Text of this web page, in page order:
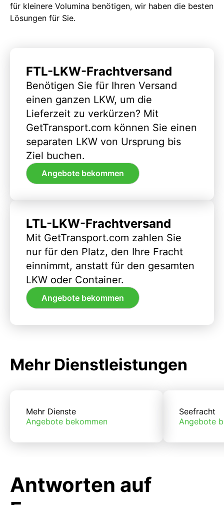
für kleinere Volumina benötigen, wir haben die besten
Lösungen für Sie.
FTL-LKW-Frachtversand
Benötigen Sie für Ihren Versand
einen ganzen LKW, um die
Lieferzeit zu verkürzen? Mit
GetTransport.com können Sie einen
separaten LKW von Ursprung bis
Ziel buchen.
Angebote bekommen
LTL-LKW-Frachtversand
Mit GetTransport.com zahlen Sie
nur für den Platz, den Ihre Fracht
einnimmt, anstatt für den gesamten
LKW oder Container.
Angebote bekommen
Mehr Dienstleistungen
Mehr Dienste
Angebote bekommen
Seefracht
Angebote
Antworten auf